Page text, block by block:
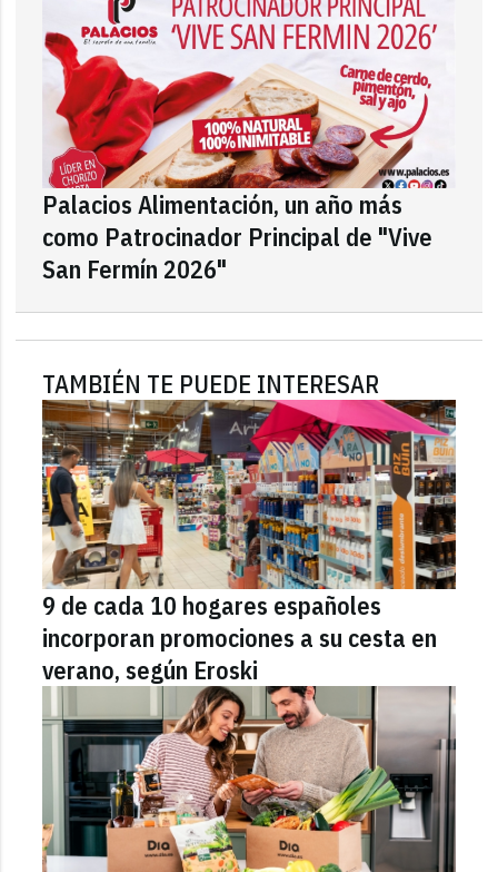
Palacios Alimentación, un año más
como Patrocinador Principal de "Vive
San Fermín 2026"
TAMBIÉN TE PUEDE INTERESAR
9 de cada 10 hogares españoles
incorporan promociones a su cesta en
verano, según Eroski